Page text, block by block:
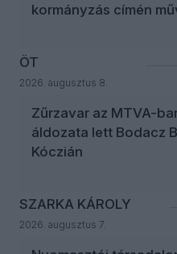
kormányzás címén
ÖT
2026. augusztus 8.
Zűrzavar az MTVA-
áldozata lett Bodacz
Kóczián
SZARKA KÁROLY
2026. augusztus 7.